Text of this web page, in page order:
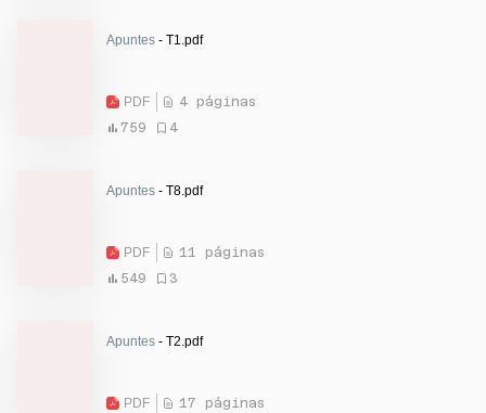
Apuntes - T1.pdf
PDF
4 páginas
759
4
Apuntes - T8.pdf
PDF
11 páginas
549
3
Apuntes - T2.pdf
PDF
17 páginas